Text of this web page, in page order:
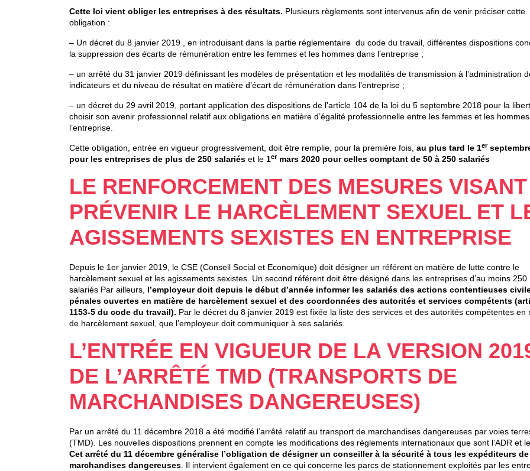
Cette loi vient obliger les entreprises à des résultats. Plusieurs règlements sont intervenus afin de venir préciser cette
obligation :
– Un décret du 8 janvier 2019 , en introduisant dans la partie réglementaire du code du travail, différentes dispositions
la suppression des écarts de rémunération entre les femmes et les hommes dans l’entreprise ;
– un arrêté du 31 janvier 2019 définissant les modèles de présentation et les modalités de transmission à l’administration
indicateurs et du niveau de résultat en matière d’écart de rémunération dans l’entreprise ;
– un décret du 29 avril 2019, portant application des dispositions de l’article 104 de la loi du 5 septembre 2018 pour la
choisir son avenir professionnel relatif aux obligations en matière d’égalité professionnelle entre les femmes et les
l’entreprise.
Cette obligation, entrée en vigueur progressivement, doit être remplie, pour la première fois, au plus tard le 1er
pour les entreprises de plus de 250 salariés et le 1ermars 2020 pour celles comptant de 50 à 250 salariés
LE RENFORCEMENT DES MESURES
PRÉVENIR LE HARCÈLEMENT SEXUEL ET
AGISSEMENTS SEXISTES EN ENTREPRISE
Depuis le 1er janvier 2019, le CSE (Conseil Social et Economique) doit désigner un référent en matière de lutte contre le
harcèlement sexuel et les agissements sexistes. Un second référent doit être désigné dans les entreprises d’au moins 250
salariés Par ailleurs, l’employeur doit depuis le début d’année informer les salariés des actions contentieuses
pénales ouvertes en matière de harcèlement sexuel et des coordonnées des autorités et services compétents
1153-5 du code du travail). Par le décret du 8 janvier 2019 est fixée la liste des services et des autorités compétentes en
de harcèlement sexuel, que l’employeur doit communiquer à ses salariés.
L’ENTRÉE EN VIGUEUR DE LA VERSION
DE L’ARRÊTÉ TMD (TRANSPORTS DE
MARCHANDISES DANGEREUSES)
Par un arrêté du 11 décembre 2018 a été modifié l’arrêté relatif au transport de marchandises dangereuses par voies
(TMD). Les nouvelles dispositions prennent en compte les modifications des règlements internationaux que sont l’ADR et
Cet arrêté du 11 décembre généralise l’obligation de désigner un conseiller à la sécurité à tous les expéditeurs de
marchandises dangereuses. Il intervient également en ce qui concerne les parcs de stationnement exploités par les